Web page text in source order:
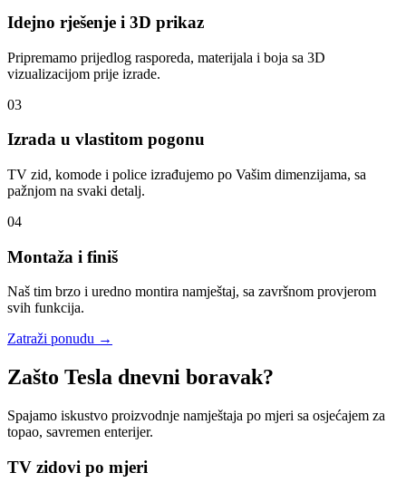
Idejno rješenje i 3D prikaz
Pripremamo prijedlog rasporeda, materijala i boja sa 3D
vizualizacijom prije izrade.
03
Izrada u vlastitom pogonu
TV zid, komode i police izrađujemo po Vašim dimenzijama, sa
pažnjom na svaki detalj.
04
Montaža i finiš
Naš tim brzo i uredno montira namještaj, sa završnom provjerom
svih funkcija.
Zatraži ponudu →
Zašto Tesla dnevni boravak?
Spajamo iskustvo proizvodnje namještaja po mjeri sa osjećajem za
topao, savremen enterijer.
TV zidovi po mjeri